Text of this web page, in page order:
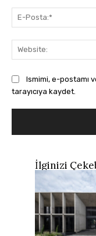
Ismimi, e-postamı
tarayıcıya kaydet.
İlginizi